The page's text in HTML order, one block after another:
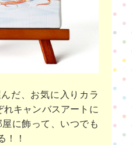
だ、お気に入りカラ
キャンバスアートに
に飾って、いつでも
！！